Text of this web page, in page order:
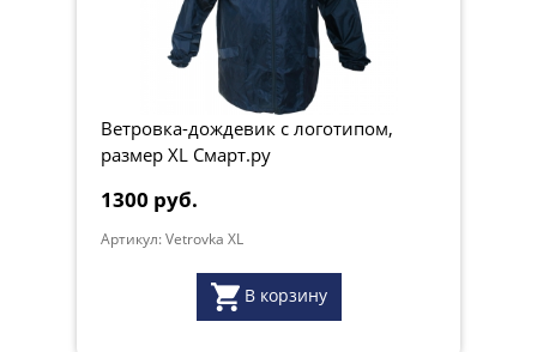
Ветровка-дождевик с логотипом,
размер XL Смарт.ру
1300 руб.
Артикул: Vetrovka XL
В корзину